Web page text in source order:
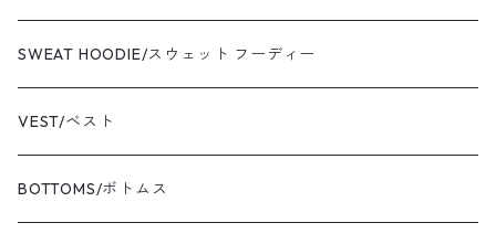
newbalance/ニューバランス
champion/チャンピオン
VIBAe/ヴィバ
jacket/ジャケット
T-shirt/Tシャツ
sweat/スウェット
SWEAT HOODIE/スウェット フーディー
VEST/ベスト
BOTTOMS/ボトムス